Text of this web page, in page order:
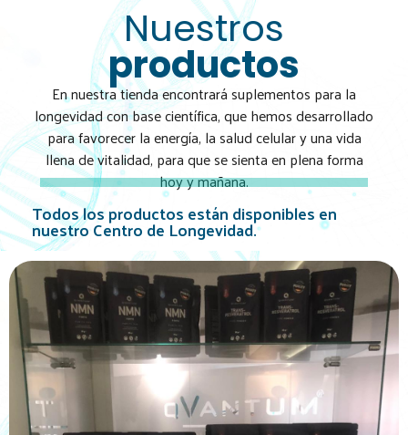
Nuestros
productos
En nuestra tienda encontrará suplementos para la
longevidad con base científica, que hemos desarrollado
para favorecer la energía, la salud celular y una vida
llena de vitalidad, para que se sienta en plena forma
hoy y mañana.
Todos los productos están disponibles en
nuestro Centro de Longevidad.